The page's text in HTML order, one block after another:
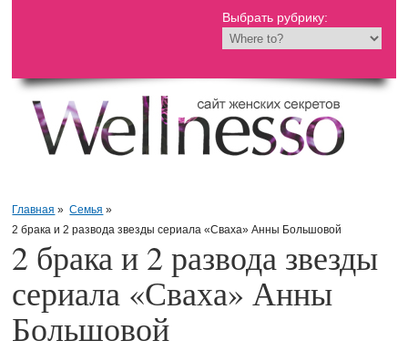
Выбрать рубрику:
Главная » Семья »
2 брака и 2 развода звезды сериала «Сваха» Анны Большовой
2 брака и 2 развода звезды
сериала «Сваха» Анны
Большовой